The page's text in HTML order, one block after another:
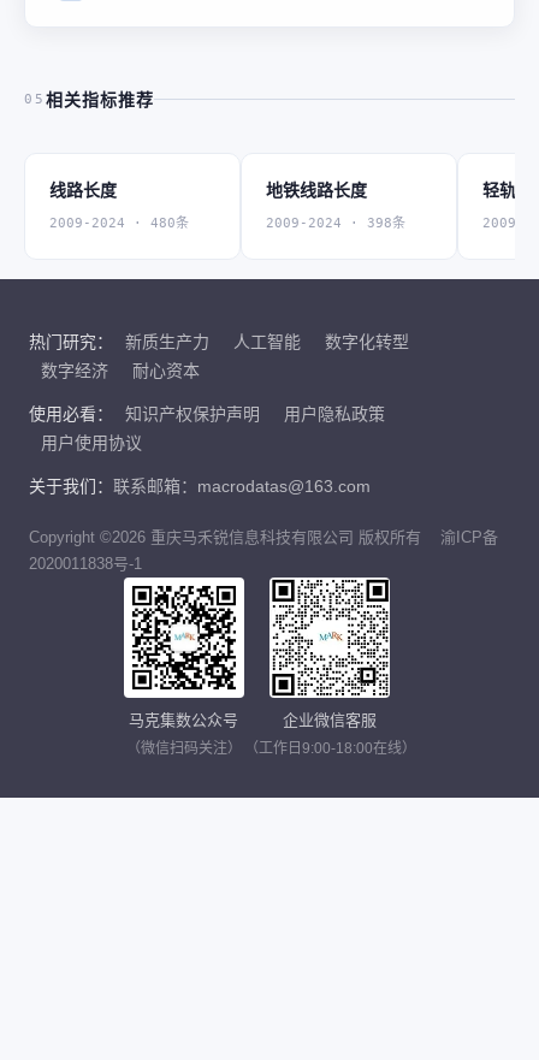
05 相关指标推荐
线路长度
2009-2024 · 480条
地铁线路长度
2009-2024 · 398条
轻轨线
2009-
热门研究： 新质生产力 人工智能
数字化转型
数字经济
耐心资本
使用必看： 知识产权保护声明
用户隐私政策
用户使用协议
关于我们： 联系邮箱：macrodatas@163.com
Copyright ©2026 重庆马禾锐信息科技有限公司 版权所有
渝ICP备
2020011838号-1
马克集数公众号
（微信扫码关注）
企业微信客服
（工作日9:00-18:00在线）